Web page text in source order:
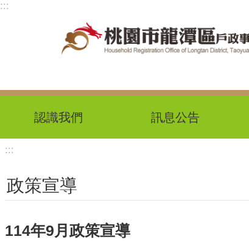
跳到主要內容區塊
:::
認識我們 訊息公告
:::
政策宣導
114年9月政策宣導